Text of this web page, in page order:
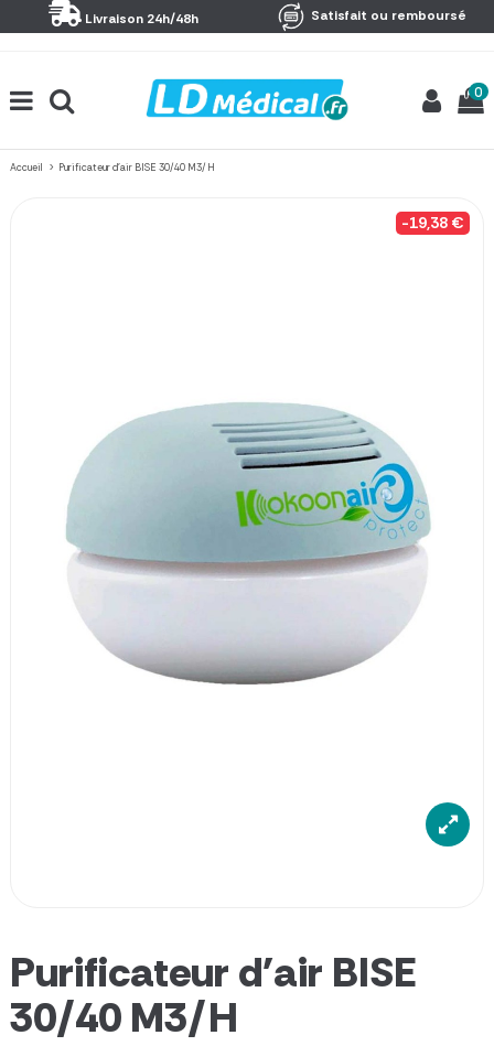
Livraison 24h/48h Satisfait ou remboursé
0
Accueil Purificateur d'air BISE 30/40 M3/H
-19,38 €
Purificateur d'air BISE
30/40 M3/H
Panneau de gestion des cookies